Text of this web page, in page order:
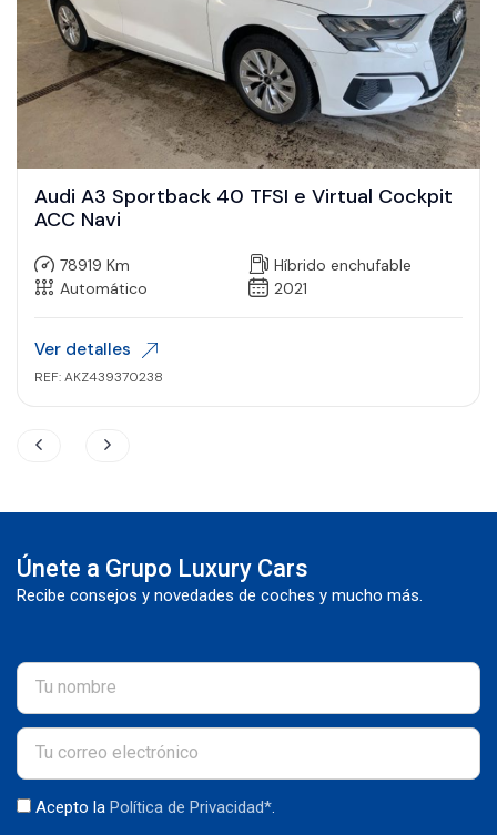
Audi A3 Sportback 40 TFSI e Virtual Cockpit
ACC Navi
78919 Km
Híbrido enchufable
Automático
2021
Ver detalles
REF: AKZ439370238
Únete a Grupo Luxury Cars
Recibe consejos y novedades de coches y mucho más.
Acepto la Política de Privacidad*